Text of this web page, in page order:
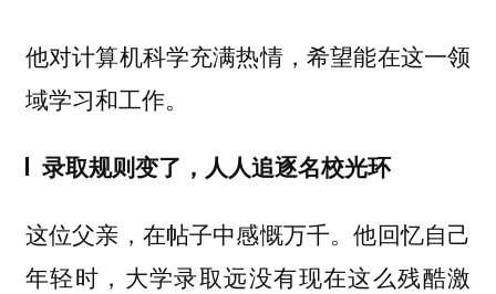
他对计算机科学充满热情，希望能在这一领
域学习和工作。
录取规则变了，人人追逐名校光环
这位父亲，在帖子中感慨万千。他回忆自己
年轻时，大学录取远没有现在这么残酷激